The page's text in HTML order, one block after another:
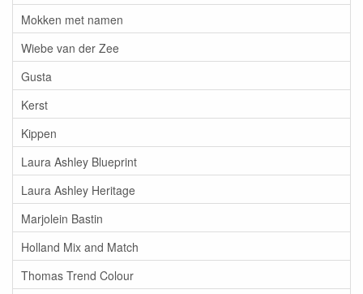
Mokken met namen
Wiebe van der Zee
Gusta
Kerst
Kippen
Laura Ashley Blueprint
Laura Ashley Heritage
Marjolein Bastin
Holland Mix and Match
Thomas Trend Colour